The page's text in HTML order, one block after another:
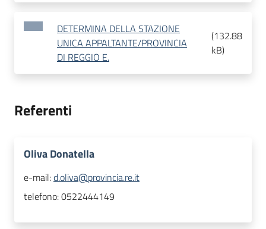
DETERMINA DELLA STAZIONE
UNICA APPALTANTE/PROVINCIA
DI REGGIO E.
(132.88
kB)
Referenti
Oliva Donatella
e-mail:d.oliva@provincia.re.it
telefono:0522444149